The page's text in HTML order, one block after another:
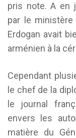
pris note. A en
par le
Erdogan avait
arménien à la
Cependant
le chef de la
le journal
envers les
matière du